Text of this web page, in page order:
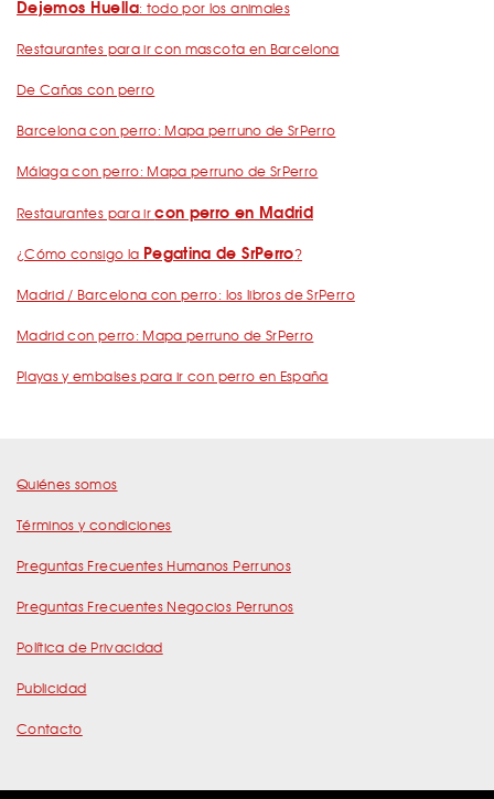
Dejemos Huella: todo por los animales
Restaurantes para ir con mascota en Barcelona
De Cañas con perro
Barcelona con perro: Mapa perruno de SrPerro
Málaga con perro: Mapa perruno de SrPerro
Restaurantes para ircon perro en Madrid
¿Cómo consigo la Pegatina de SrPerro?
Madrid / Barcelona con perro: los libros de SrPerro
Madrid con perro: Mapa perruno de SrPerro
Playas y embalses para ir con perro en España
Quiénes somos
Términos y condiciones
Preguntas Frecuentes Humanos Perrunos
Preguntas Frecuentes Negocios Perrunos
Política de Privacidad
Publicidad
Contacto